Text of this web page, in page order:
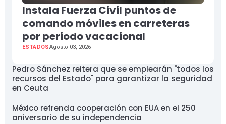
Instala Fuerza Civil puntos de
comando móviles en carreteras
por periodo vacacional
ESTADOSAgosto 03, 2026
Pedro Sánchez reitera que se emplearán "todos los
recursos del Estado" para garantizar la seguridad
en Ceuta
México refrenda cooperación con EUA en el 250
aniversario de su independencia